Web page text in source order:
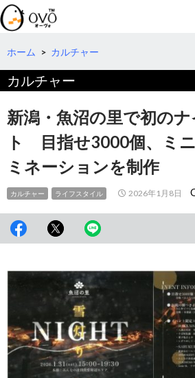
検
索
コ
テ
ツ
へ
移
動
ホーム > カルチャー
カルチャー
新潟・魚沼の里で初の
ト 目指せ3000個、ミ
ミネーションを制作
カルチャー ライフスタイル 2026年1月8日